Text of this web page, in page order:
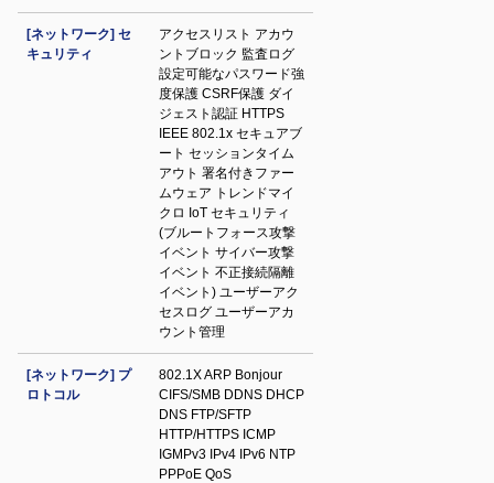
[ネットワーク] セ
キュリティ
アクセスリスト アカウ
ントブロック 監査ログ
設定可能なパスワード強
度保護 CSRF保護 ダイ
ジェスト認証 HTTPS
IEEE 802.1x セキュアブ
ート セッションタイム
アウト 署名付きファー
ムウェア トレンドマイ
クロ IoT セキュリティ
(ブルートフォース攻撃
イベント サイバー攻撃
イベント 不正接続隔離
イベント) ユーザーアク
セスログ ユーザーアカ
ウント管理
[ネットワーク] プ
ロトコル
802.1X ARP Bonjour
CIFS/SMB DDNS DHCP
DNS FTP/SFTP
HTTP/HTTPS ICMP
IGMPv3 IPv4 IPv6 NTP
PPPoE QoS